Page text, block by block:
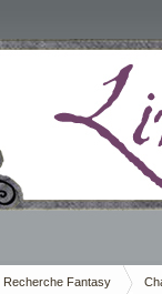
Recherche Fantasy